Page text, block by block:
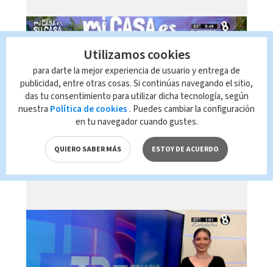
Telediario En Directo con Paula
Brenes, 05 de agosto 2026
Utilizamos cookies
para darte la mejor experiencia de usuario y entrega de
publicidad, entre otras cosas. Si continúas navegando el sitio,
das tu consentimiento para utilizar dicha tecnología, según
nuestra Política de cookies . Puedes cambiar la configuración
en tu navegador cuando gustes.
QUIERO SABER MÁS ESTOY DE ACUERDO